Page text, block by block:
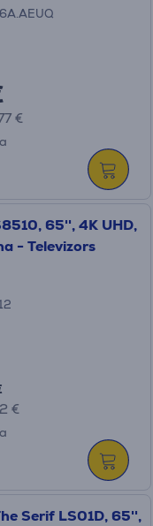
€
65'', 4K UHD,
- Televizors
€
Serif LS01D, 65'',